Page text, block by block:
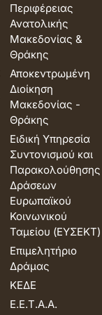
Περιφέρειας
Ανατολικής
Μακεδονίας &
Θράκης
Αποκεντρωμένη
Διοίκηση
Μακεδονίας -
Θράκης
Ειδική Υπηρεσία
Συντονισμού και
Παρακολούθησης
Δράσεων
Ευρωπαϊκού
Κοινωνικού
Ταμείου (ΕΥΣΕΚΤ)
Επιμελητήριο
Δράμας
ΚΕΔΕ
Ε.Ε.Τ.Α.Α.